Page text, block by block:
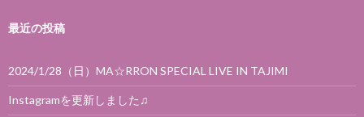
最近の投稿
2024/1/28（日）MA☆RRON SPECIAL LIVE IN TAJIMI
Instagramを更新しました♫